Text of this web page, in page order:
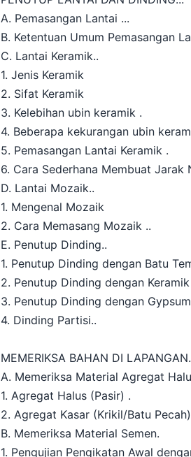
A. Pemasangan Lantai ...
B. Ketentuan Umum Pemasangan
C. Lantai Keramik..
1. Jenis Keramik
2. Sifat Keramik
3. Kelebihan ubin keramik .
4. Beberapa kekurangan ubin
5. Pemasangan Lantai Keramik .
6. Cara Sederhana Membuat Jarak
D. Lantai Mozaik..
1. Mengenal Mozaik
2. Cara Memasang Mozaik ..
E. Penutup Dinding..
1. Penutup Dinding dengan Batu
2. Penutup Dinding dengan Keramik
3. Penutup Dinding dengan Gypsum
4. Dinding Partisi..
MEMERIKSA BAHAN DI
A. Memeriksa Material Agregat
1. Agregat Halus (Pasir) .
2. Agregat Kasar (Krikil/Batu Pecah)
B. Memeriksa Material Semen.
1. Pengujian Pengikatan Awal